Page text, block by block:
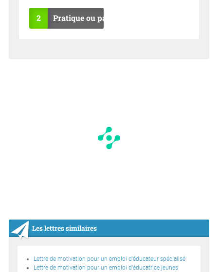
2 Pratique ou pas ?
Les lettres similaires
Lettre de motivation pour un emploi d'éducateur spécialisé
Lettre de motivation pour un emploi d'éducatrice jeunes